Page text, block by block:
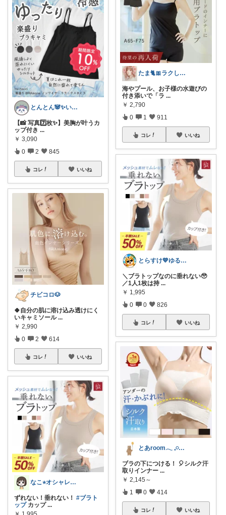
とんとん🐼✨いいねに感謝です🙇‍♀️
【📸 写真7️⃣枚✨】美胸が叶うカ
ップ付き ...
￥ 3,090
0 2 845
コレ いいね
チビコロ🐶
🍀自分の肌に溶け込み透けにく
いキャミソール ...
￥ 2,990
0 2 614
コレ いいね
なこ⭐︎オシャレとインテリア🪴🌱
ずれない！垂れない！ #ブラト
ップカップ ...
たま🐈🎀ラクして可愛い神コスパ品
海やプール、お子様の水遊びの
付き添いで「ラ ...
￥ 2,790
0 1 911
コレ いいね
とらすけ💙ゆるミニマリストの愛用品
＼ブラトップなのに垂れない🥹
／1人1枚は持 ...
￥ 1,995
0 0 826
コレ いいね
とあroom𓂃 𓈒𓏸心地よい衣食住
ブラの下につける！ 🎈シルク汗
取りインナー ...
￥ 2,145～
1 0 414
コレ いいね